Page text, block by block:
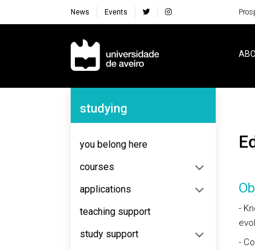
News Events
Navegação Principal
Navegação Lateral
studying
you belong here
courses
applications
teaching support
study support
-
-